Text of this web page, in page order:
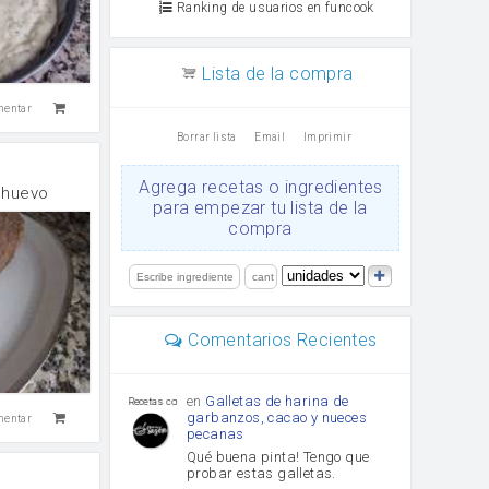
Ranking de usuarios en funcook
Lista de la compra
Borrar lista Email Imprimir
Agrega recetas o ingredientes
para empezar tu lista de la
compra
Comentarios Recientes
Recetas con sazon
en Galletas de harina de
garbanzos, cacao y nueces
pecanas
Qué buena pinta! Tengo que
probar estas galletas.